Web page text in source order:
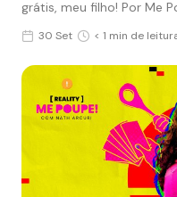
grátis, meu filho! Por Me
30 Set < 1 min de